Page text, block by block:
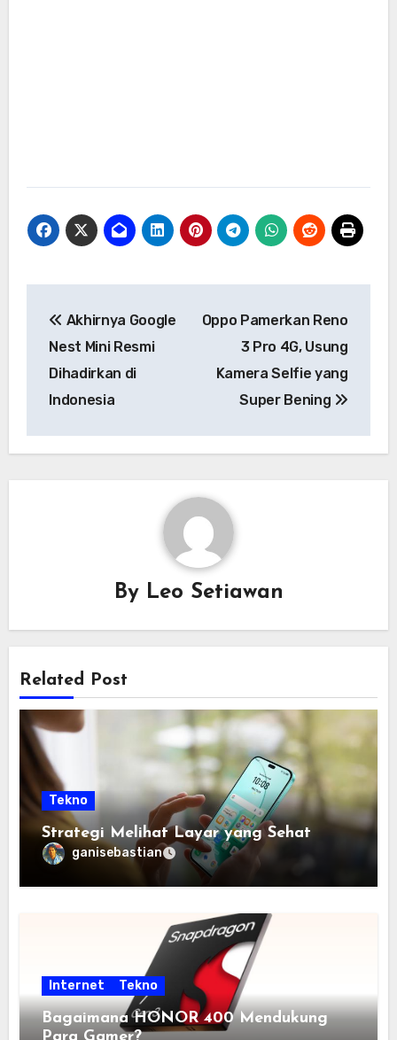
pos
Akhirnya Google
Nest Mini Resmi
Dihadirkan di
Indonesia
Oppo Pamerkan Reno
3 Pro 4G, Usung
Kamera Selfie yang
Super Bening
By Leo Setiawan
Related Post
Tekno
Strategi Melihat Layar yang Sehat
ganisebastian
Internet Tekno
Bagaimana HONOR 400 Mendukung